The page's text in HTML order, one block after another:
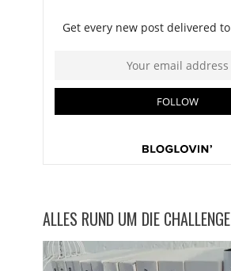
ALLES RUND UM DIE CHALLENGE